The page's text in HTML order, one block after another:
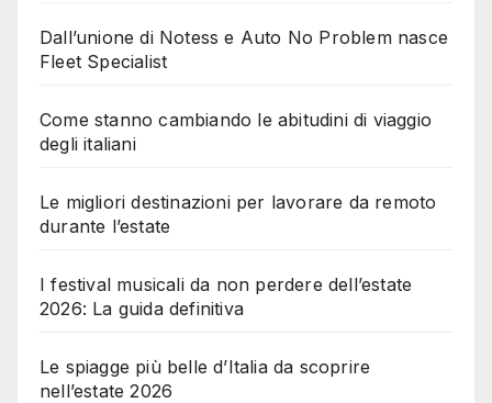
Dall’unione di Notess e Auto No Problem nasce
Fleet Specialist
Come stanno cambiando le abitudini di viaggio
degli italiani
Le migliori destinazioni per lavorare da remoto
durante l’estate
I festival musicali da non perdere dell’estate
2026: La guida definitiva
Le spiagge più belle d’Italia da scoprire
nell’estate 2026